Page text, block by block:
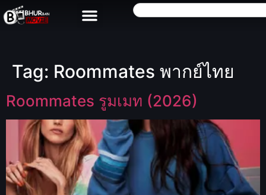
Tag: Roommates พากย์ไทย
Roommates รูมเมท (2026)